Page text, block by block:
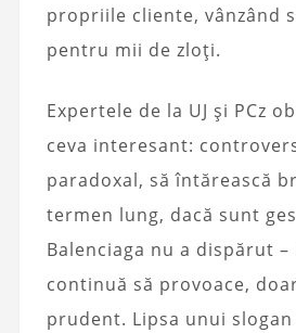
propriile cliente, vânzând
pentru mii de zloți.
Expertele de la UJ și PCz
ceva interesant:
paradoxal, să întărească
termen lung, dacă sunt
Balenciaga nu a dispărut –
continuă să provoace,
prudent. Lipsa unui